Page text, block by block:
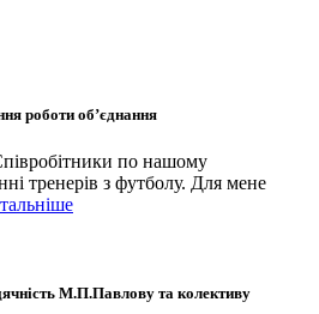
роботи об’єднання
по нашому
тренерів з футболу. Для мене
М.П.Павлову та колективу